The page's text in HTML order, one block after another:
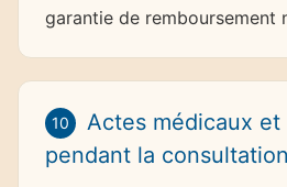
garantie de remboursement
10
Actes médicaux
pendant la consultation